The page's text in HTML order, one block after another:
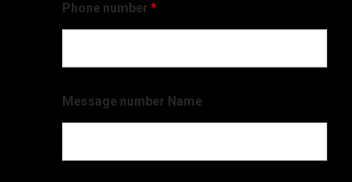
Phone number *
Message number Name